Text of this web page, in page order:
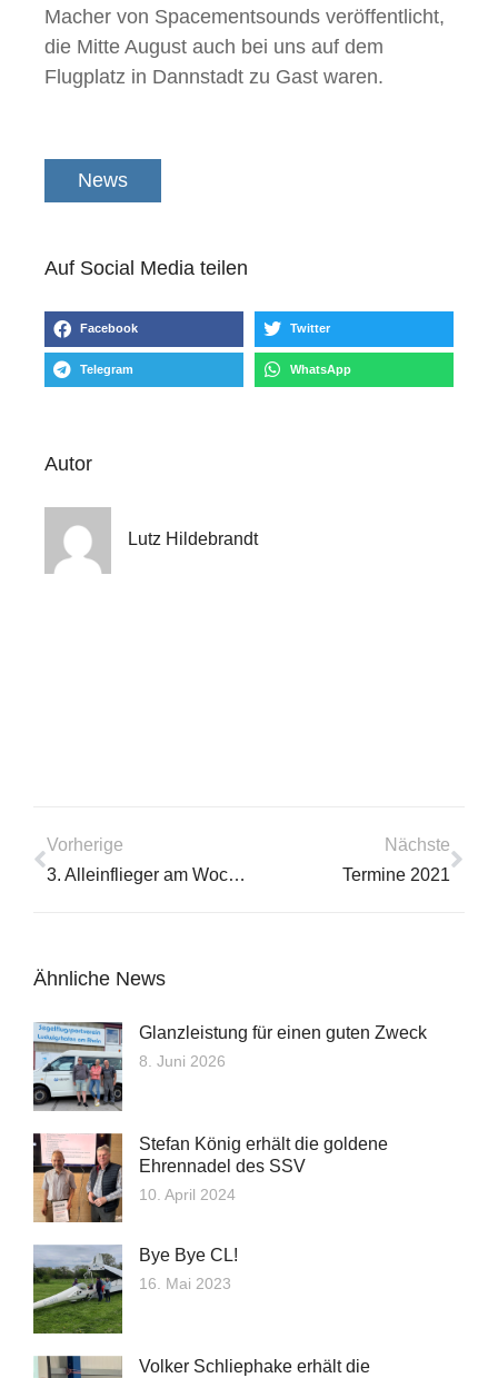
Macher von Spacementsounds veröffentlicht,
die Mitte August auch bei uns auf dem
Flugplatz in Dannstadt zu Gast waren.
News
Auf Social Media teilen
Facebook Twitter
Telegram WhatsApp
Autor
Lutz Hildebrandt
Vorherige
3. Alleinflieger am Wochenende
Nächste
Termine 2021
Ähnliche News
Glanzleistung für einen guten Zweck
8. Juni 2026
Stefan König erhält die goldene
Ehrennadel des SSV
10. April 2024
Bye Bye CL!
16. Mai 2023
Volker Schliephake erhält die